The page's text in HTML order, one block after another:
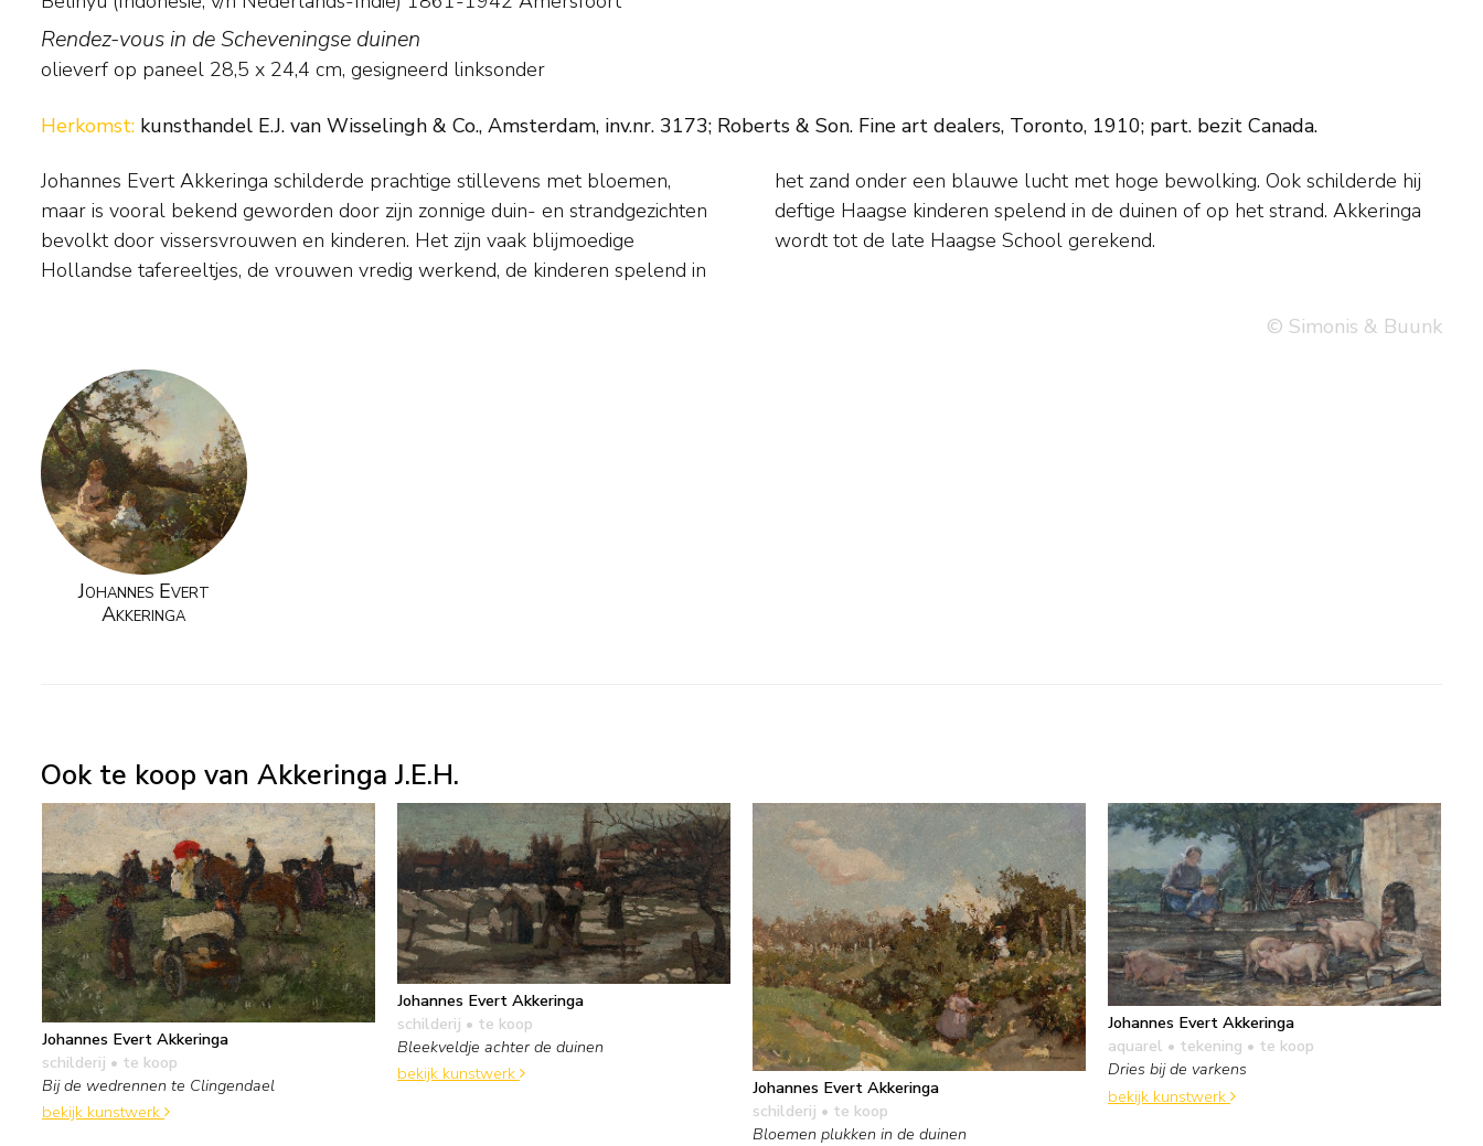
Rendez-vous in de Scheveningse duinen
olieverf op paneel 28,5 x 24,4 cm, gesigneerd linksonder
Herkomst: kunsthandel E.J. van Wisselingh & Co., Amsterdam, inv.nr. 3173; Roberts & Son. Fine art dealers, Toronto, 1910; part. bezit Canada.
Johannes Evert Akkeringa schilderde prachtige stillevens met bloemen,
maar is vooral bekend geworden door zijn zonnige duin- en strandgezichten
bevolkt door vissersvrouwen en kinderen. Het zijn vaak blijmoedige
Hollandse tafereeltjes, de vrouwen vredig werkend, de kinderen spelend in
het zand onder een blauwe lucht met hoge bewolking. Ook schilderde hij
deftige Haagse kinderen spelend in de duinen of op het strand. Akkeringa
wordt tot de late Haagse School gerekend.
© Simonis & Buunk
Johannes Evert
Akkeringa
Ook te koop van Akkeringa J.E.H.
Johannes Evert Akkeringa
schilderij • te koop
Bij de wedrennen te Clingendael
bekijk kunstwerk
Johannes Evert Akkeringa
schilderij • te koop
Bleekveldje achter de duinen
bekijk kunstwerk
Johannes Evert Akkeringa
schilderij • te koop
Bloemen plukken in de duinen
Johannes Evert Akkeringa
aquarel • tekening • te koop
Dries bij de varkens
bekijk kunstwerk